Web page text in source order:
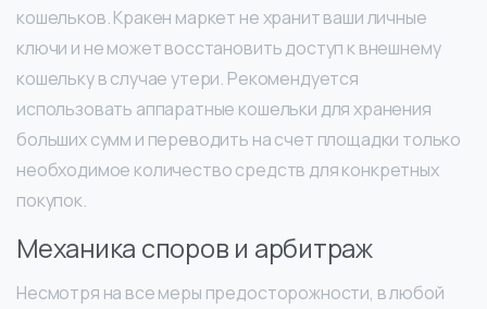
кошельков. Кракен маркет не хранит ваши личные
ключи и не может восстановить доступ к внешнему
кошельку в случае утери. Рекомендуется
использовать аппаратные кошельки для хранения
больших сумм и переводить на счет площадки только
необходимое количество средств для конкретных
покупок.
Механика споров и арбитраж
Несмотря на все меры предосторожности, в любой